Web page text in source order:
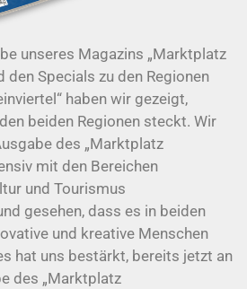
unseres Magazins „Marktplatz
den Specials zu den Regionen
haben wir gezeigt,
beiden Regionen steckt. Wir
des „Marktplatz
mit den Bereichen
und Tourismus
gesehen, dass es in beiden
und kreative Menschen
hat uns bestärkt, bereits jetzt an
des „Marktplatz